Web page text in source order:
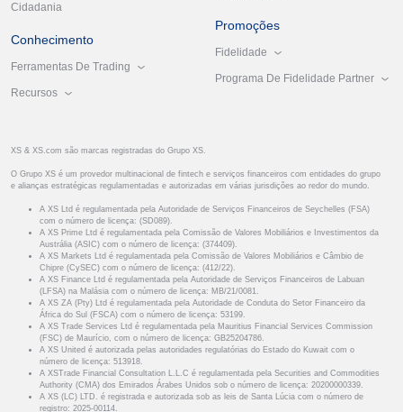
Cidadania
Conhecimento
Ferramentas De Trading
Recursos
Promoções
Fidelidade
Programa De Fidelidade Partner
XS & XS.com são marcas registradas do Grupo XS.
O Grupo XS é um provedor multinacional de fintech e serviços financeiros com entidades do grupo
e alianças estratégicas regulamentadas e autorizadas em várias jurisdições ao redor do mundo.
A XS Ltd é regulamentada pela Autoridade de Serviços Financeiros de Seychelles (FSA)
com o número de licença: (SD089).
A XS Prime Ltd é regulamentada pela Comissão de Valores Mobiliários e Investimentos da
Austrália (ASIC) com o número de licença: (374409).
A XS Markets Ltd é regulamentada pela Comissão de Valores Mobiliários e Câmbio de
Chipre (CySEC) com o número de licença: (412/22).
A XS Finance Ltd é regulamentada pela Autoridade de Serviços Financeiros de Labuan
(LFSA) na Malásia com o número de licença: MB/21/0081.
A XS ZA (Pty) Ltd é regulamentada pela Autoridade de Conduta do Setor Financeiro da
África do Sul (FSCA) com o número de licença: 53199.
A XS Trade Services Ltd é regulamentada pela Mauritius Financial Services Commission
(FSC) de Maurício, com o número de licença: GB25204786.
A XS United é autorizada pelas autoridades regulatórias do Estado do Kuwait com o
número de licença: 513918.
A XSTrade Financial Consultation L.L.C é regulamentada pela Securities and Commodities
Authority (CMA) dos Emirados Árabes Unidos sob o número de licença: 20200000339.
A XS (LC) LTD. é registrada e autorizada sob as leis de Santa Lúcia com o número de
registro: 2025-00114.